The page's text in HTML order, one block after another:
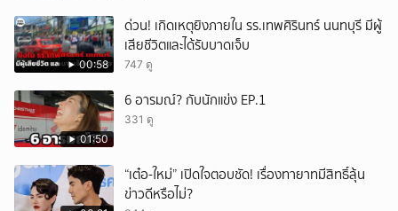
00:58
ด่วน! เกิดเหตุยิงภายใน รร.เทพศิรินทร์ นนทบุรี มีผู้
เสียชีวิตและได้รับบาดเจ็บ
747 ดู
01:50
6 อารมณ์? กับนักแข่ง EP.1
331 ดู
“เต๋อ-ใหม่” เปิดใจตอบชัด! เรื่องทายาทมีสิทธิ์ลุ้น
ข่าวดีหรือไม่?